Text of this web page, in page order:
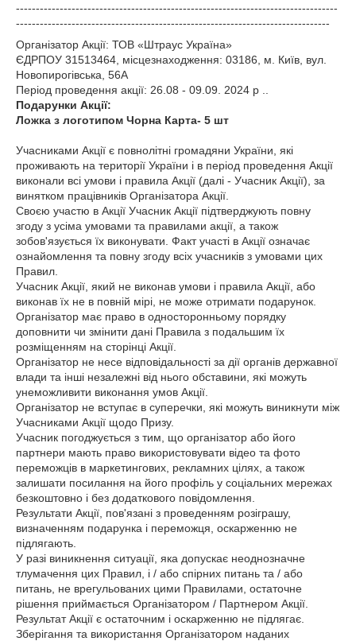
---------------------------------------------------------------------------------
-------------------------------------------------------------------------------
Організатор Акції: ТОВ «Штраус Україна»
ЄДРПОУ 31513464, місцезнаходження: 03186, м. Київ, вул.
Новопирогівська, 56А
Період проведення акції: 26.08 - 09.09. 2024 р ..
Подарунки Акції:
Ложка з логотипом Чорна Карта- 5 шт
Учасниками Акції є повнолітні громадяни України, які
проживають на території України і в період проведення Акції
виконали всі умови і правила Акції (далі - Учасник Акції), за
винятком працівників Організатора Акції.
Своєю участю в Акції Учасник Акції підтверджують повну
згоду з усіма умовами та правилами акції, а також
зобов'язується їх виконувати. Факт участі в Акції означає
ознайомлення та повну згоду всіх учасників з умовами цих
Правил.
Учасник Акції, який не виконав умови і правила Акції, або
виконав їх не в повній мірі, не може отримати подарунок.
Організатор має право в односторонньому порядку
доповнити чи змінити дані Правила з подальшим їх
розміщенням на сторінці Акції.
Організатор не несе відповідальності за дії органів державної
влади та інші незалежні від нього обставини, які можуть
унеможливити виконання умов Акції.
Організатор не вступає в суперечки, які можуть виникнути між
Учасниками Акції щодо Призу.
Учасник погоджується з тим, що організатор або його
партнери мають право використовувати відео та фото
переможців в маркетингових, рекламних цілях, а також
залишати посилання на його профіль у соціальних мережах
безкоштовно і без додаткового повідомлення.
Результати Акції, пов'язані з проведенням розіграшу,
визначенням подарунка і переможця, оскарженню не
підлягають.
У разі виникнення ситуації, яка допускає неоднозначне
тлумачення цих Правил, і / або спірних питань та / або
питань, не врегульованих цими Правилами, остаточне
рішення приймається Організатором / Партнером Акції.
Результат Акції є остаточним і оскарженню не підлягає.
Зберігання та використання Організатором наданих